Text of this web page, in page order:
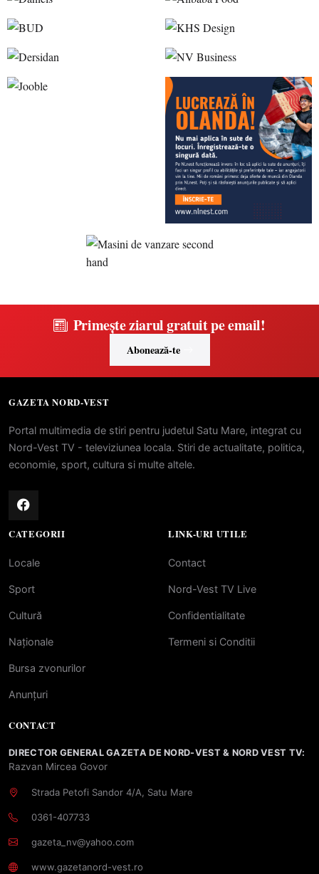
Primește ziarul gratuit pe email!
Abonează-te
GAZETA NORD-VEST
Portal multimedia de stiri pentru judetul Satu Mare, integrat cu
Nord-Vest TV - televiziunea locala. Stiri de actualitate, politica,
economie, sport, cultura si multe altele.
CATEGORII
Locale
Sport
Cultură
Naționale
Bursa zvonurilor
Anunțuri
LINK-URI UTILE
Contact
Nord-Vest TV Live
Confidentialitate
Termeni si Conditii
CONTACT
DIRECTOR GENERAL GAZETA DE NORD-VEST & NORD VEST TV:
Razvan Mircea Govor
Strada Petofi Sandor 4/A, Satu Mare
0361-407733
gazeta_nv@yahoo.com
www.gazetanord-vest.ro